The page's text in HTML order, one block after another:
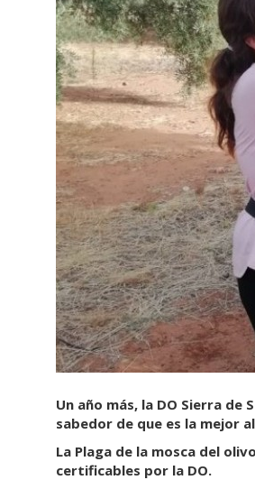
Un año más, la DO Sierra
sabedor de que es la mejor
La Plaga de la mosca del
certificables por la DO.